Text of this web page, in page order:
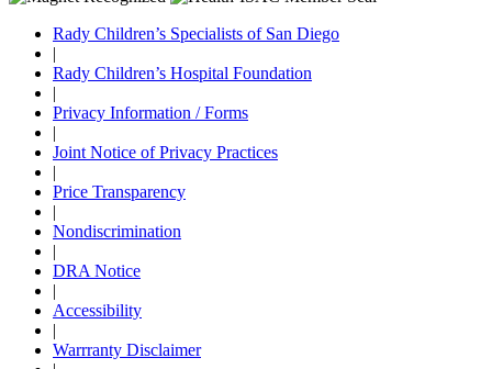
Rady Children’s Specialists of San Diego
Rady Children’s Hospital Foundation
Privacy Information / Forms
Joint Notice of Privacy Practices
Price Transparency
Nondiscrimination
DRA Notice
Accessibility
Warrranty Disclaimer